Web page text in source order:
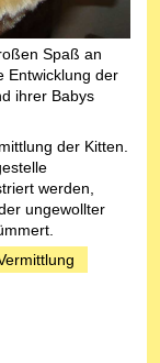
Spaß an
Entwicklung der
ihrer Babys
der Kitten.
werden,
ungewollter